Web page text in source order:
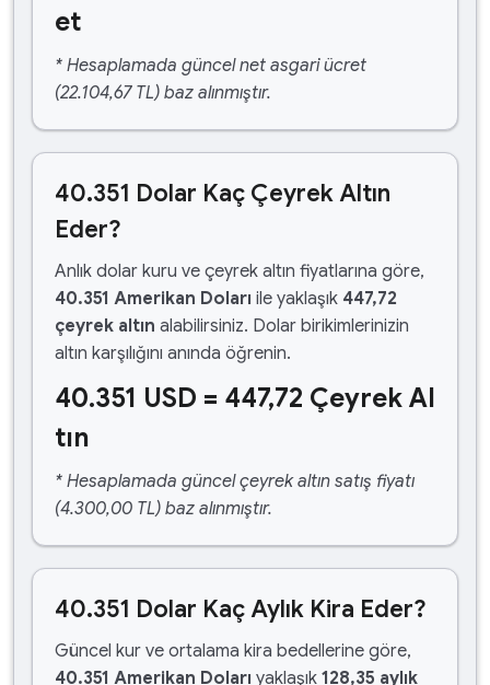
et
* Hesaplamada güncel net asgari ücret
(22.104,67 TL) baz alınmıştır.
40.351 Dolar Kaç Çeyrek Altın
Eder?
Anlık dolar kuru ve çeyrek altın fiyatlarına göre,
40.351 Amerikan Doları ile yaklaşık 447,72
çeyrek altın alabilirsiniz. Dolar birikimlerinizin
altın karşılığını anında öğrenin.
40.351 USD = 447,72 Çeyrek Al
tın
* Hesaplamada güncel çeyrek altın satış fiyatı
(4.300,00 TL) baz alınmıştır.
40.351 Dolar Kaç Aylık Kira Eder?
Güncel kur ve ortalama kira bedellerine göre,
40.351 Amerikan Doları yaklaşık 128,35 aylık